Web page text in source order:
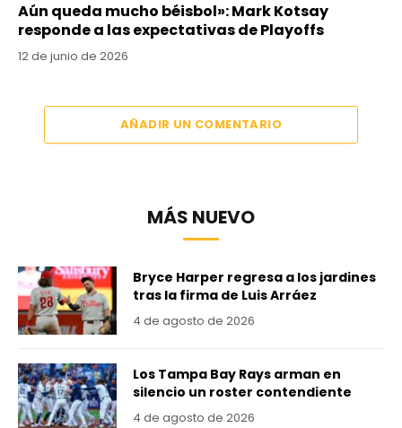
Aún queda mucho béisbol»: Mark Kotsay
responde a las expectativas de Playoffs
12 de junio de 2026
AÑADIR UN COMENTARIO
MÁS NUEVO
Bryce Harper regresa a los jardines
tras la firma de Luis Arráez
4 de agosto de 2026
Los Tampa Bay Rays arman en
silencio un roster contendiente
4 de agosto de 2026